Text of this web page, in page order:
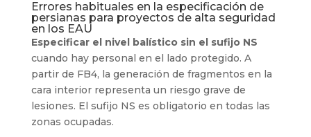
Errores habituales en la especificación de
persianas para proyectos de alta seguridad
en los EAU
Especificar el nivel balístico sin el sufijo NS
cuando hay personal en el lado protegido. A
partir de FB4, la generación de fragmentos en la
cara interior representa un riesgo grave de
lesiones. El sufijo NS es obligatorio en todas las
zonas ocupadas.